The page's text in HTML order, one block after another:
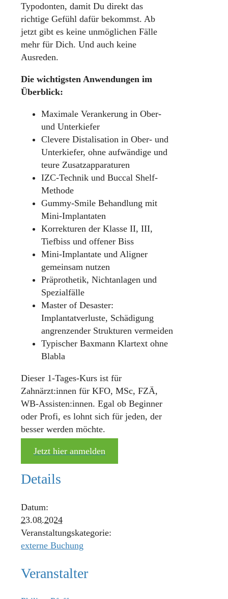
Typodonten, damit Du direkt das
richtige Gefühl dafür bekommst. Ab
jetzt gibt es keine unmöglichen Fälle
mehr für Dich. Und auch keine
Ausreden.
Die wichtigsten Anwendungen im
Überblick:
Maximale Verankerung in Ober-
und Unterkiefer
Clevere Distalisation in Ober- und
Unterkiefer, ohne aufwändige und
teure Zusatzapparaturen
IZC-Technik und Buccal Shelf-
Methode
Gummy-Smile Behandlung mit
Mini-Implantaten
Korrekturen der Klasse II, III,
Tiefbiss und offener Biss
Mini-Implantate und Aligner
gemeinsam nutzen
Präprothetik, Nichtanlagen und
Spezialfälle
Master of Desaster:
Implantatverluste, Schädigung
angrenzender Strukturen vermeiden
Typischer Baxmann Klartext ohne
Blabla
Dieser 1-Tages-Kurs ist für
Zahnärzt:innen für KFO, MSc, FZÄ,
WB-Assisten:innen. Egal ob Beginner
oder Profi, es lohnt sich für jeden, der
besser werden möchte.
Jetzt hier anmelden
Details
Datum:
23.08.2024
Veranstaltungskategorie:
externe Buchung
Veranstalter